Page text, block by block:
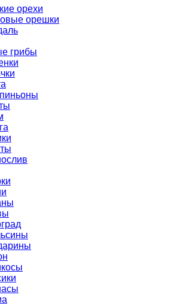
орехи
орешки
грибы